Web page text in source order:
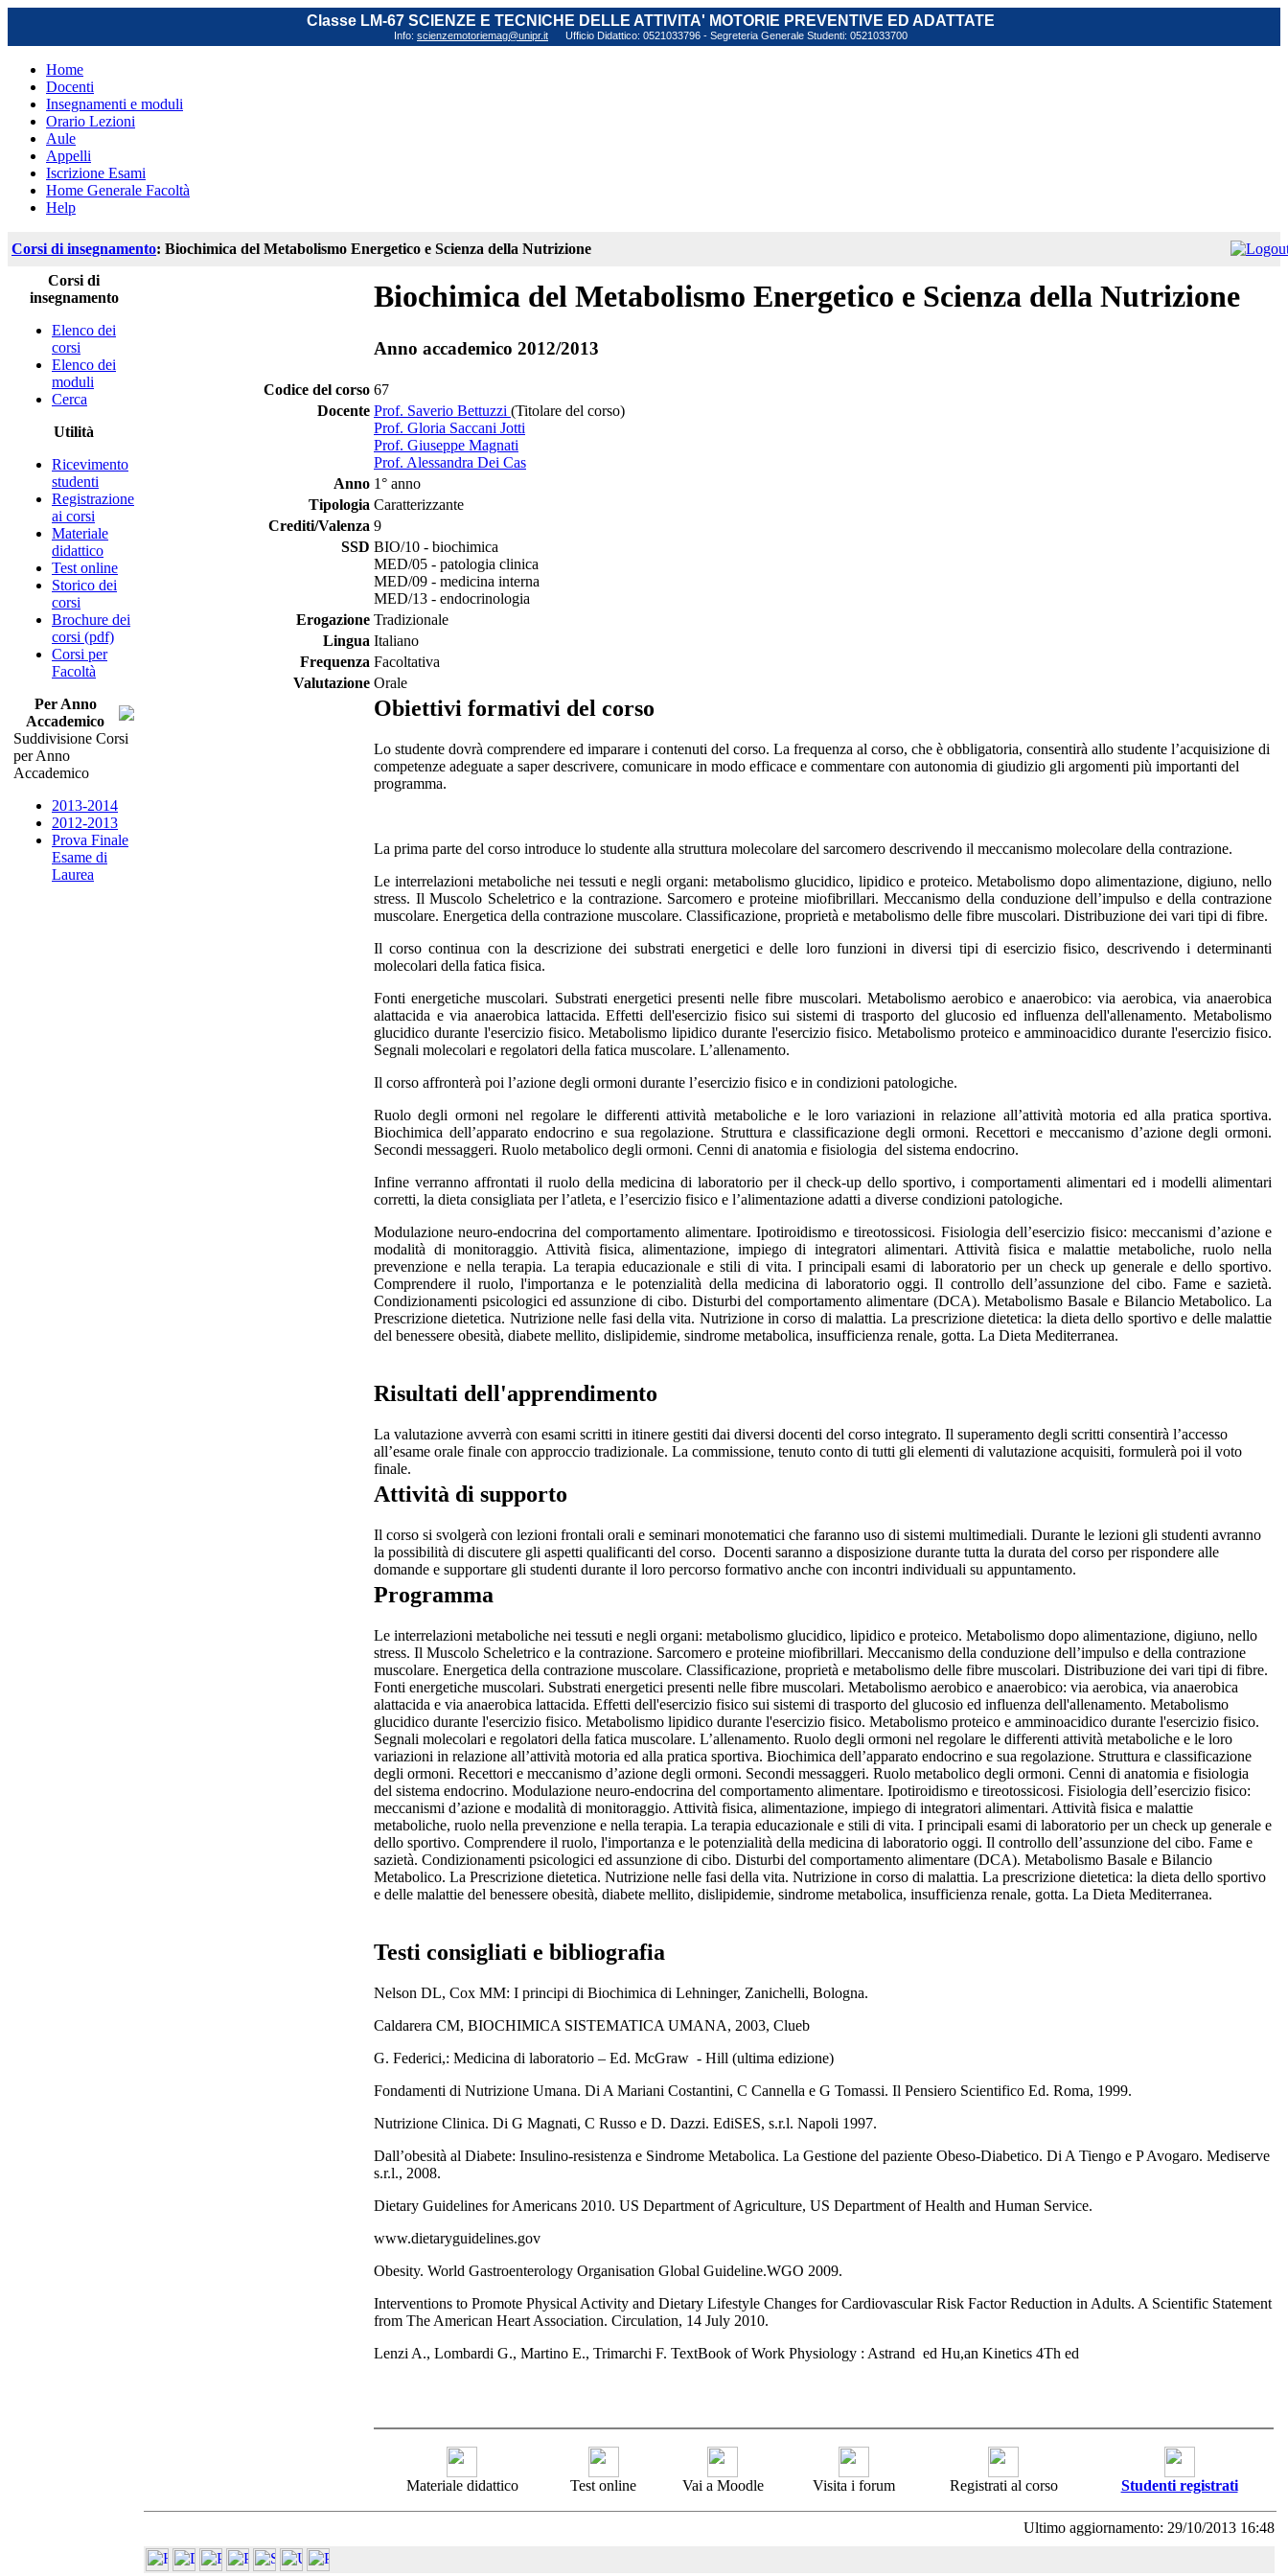
Classe LM-67 SCIENZE E TECNICHE DELLE ATTIVITA' MOTORIE PREVENTIVE ED ADATTATE
Info: scienzemotoriemag@unipr.it Ufficio Didattico: 0521033796 - Segreteria Generale Studenti: 0521033700
Home
Docenti
Insegnamenti e moduli
Orario Lezioni
Aule
Appelli
Iscrizione Esami
Home Generale Facoltà
Help
Corsi di insegnamento: Biochimica del Metabolismo Energetico e Scienza della Nutrizione
Corsi di
insegnamento
Elenco dei
corsi
Elenco dei
moduli
Cerca
Utilità
Ricevimento
studenti
Registrazione
ai corsi
Materiale
didattico
Test online
Storico dei
corsi
Brochure dei
corsi (pdf)
Corsi per
Facoltà
Per Anno
Accademico
Suddivisione Corsi
per Anno
Accademico
2013-2014
2012-2013
Prova Finale
Esame di
Laurea
Biochimica del Metabolismo Energetico e Scienza della Nutrizione
Anno accademico 2012/2013
Codice del corso 67
Docente Prof. Saverio Bettuzzi (Titolare del corso)
Prof. Gloria Saccani Jotti
Prof. Giuseppe Magnati
Prof. Alessandra Dei Cas
Anno 1° anno
Tipologia Caratterizzante
Crediti/Valenza 9
SSD BIO/10 - biochimica
MED/05 - patologia clinica
MED/09 - medicina interna
MED/13 - endocrinologia
Erogazione Tradizionale
Lingua Italiano
Frequenza Facoltativa
Valutazione Orale
Obiettivi formativi del corso
Lo studente dovrà comprendere ed imparare i contenuti del corso. La frequenza al corso, che è obbligatoria, consentirà allo studente l’acquisizione di
competenze adeguate a saper descrivere, comunicare in modo efficace e commentare con autonomia di giudizio gli argomenti più importanti del
programma.
La prima parte del corso introduce lo studente alla struttura molecolare del sarcomero descrivendo il meccanismo molecolare della contrazione.
Le interrelazioni metaboliche nei tessuti e negli organi: metabolismo glucidico, lipidico e proteico. Metabolismo dopo alimentazione, digiuno, nello
stress. Il Muscolo Scheletrico e la contrazione. Sarcomero e proteine miofibrillari. Meccanismo della conduzione dell’impulso e della contrazione
muscolare. Energetica della contrazione muscolare. Classificazione, proprietà e metabolismo delle fibre muscolari. Distribuzione dei vari tipi di fibre.
Il corso continua con la descrizione dei substrati energetici e delle loro funzioni in diversi tipi di esercizio fisico, descrivendo i determinanti
molecolari della fatica fisica.
Fonti energetiche muscolari. Substrati energetici presenti nelle fibre muscolari. Metabolismo aerobico e anaerobico: via aerobica, via anaerobica
alattacida e via anaerobica lattacida. Effetti dell'esercizio fisico sui sistemi di trasporto del glucosio ed influenza dell'allenamento. Metabolismo
glucidico durante l'esercizio fisico. Metabolismo lipidico durante l'esercizio fisico. Metabolismo proteico e amminoacidico durante l'esercizio fisico.
Segnali molecolari e regolatori della fatica muscolare. L’allenamento.
Il corso affronterà poi l’azione degli ormoni durante l’esercizio fisico e in condizioni patologiche.
Ruolo degli ormoni nel regolare le differenti attività metaboliche e le loro variazioni in relazione all’attività motoria ed alla pratica sportiva.
Biochimica dell’apparato endocrino e sua regolazione. Struttura e classificazione degli ormoni. Recettori e meccanismo d’azione degli ormoni.
Secondi messaggeri. Ruolo metabolico degli ormoni. Cenni di anatomia e fisiologia del sistema endocrino.
Infine verranno affrontati il ruolo della medicina di laboratorio per il check-up dello sportivo, i comportamenti alimentari ed i modelli alimentari
corretti, la dieta consigliata per l’atleta, e l’esercizio fisico e l’alimentazione adatti a diverse condizioni patologiche.
Modulazione neuro-endocrina del comportamento alimentare. Ipotiroidismo e tireotossicosi. Fisiologia dell’esercizio fisico: meccanismi d’azione e
modalità di monitoraggio. Attività fisica, alimentazione, impiego di integratori alimentari. Attività fisica e malattie metaboliche, ruolo nella
prevenzione e nella terapia. La terapia educazionale e stili di vita. I principali esami di laboratorio per un check up generale e dello sportivo.
Comprendere il ruolo, l'importanza e le potenzialità della medicina di laboratorio oggi. Il controllo dell’assunzione del cibo. Fame e sazietà.
Condizionamenti psicologici ed assunzione di cibo. Disturbi del comportamento alimentare (DCA). Metabolismo Basale e Bilancio Metabolico. La
Prescrizione dietetica. Nutrizione nelle fasi della vita. Nutrizione in corso di malattia. La prescrizione dietetica: la dieta dello sportivo e delle malattie
del benessere obesità, diabete mellito, dislipidemie, sindrome metabolica, insufficienza renale, gotta. La Dieta Mediterranea.
Risultati dell'apprendimento
La valutazione avverrà con esami scritti in itinere gestiti dai diversi docenti del corso integrato. Il superamento degli scritti consentirà l’accesso
all’esame orale finale con approccio tradizionale. La commissione, tenuto conto di tutti gli elementi di valutazione acquisiti, formulerà poi il voto
finale.
Attività di supporto
Il corso si svolgerà con lezioni frontali orali e seminari monotematici che faranno uso di sistemi multimediali. Durante le lezioni gli studenti avranno
la possibilità di discutere gli aspetti qualificanti del corso. Docenti saranno a disposizione durante tutta la durata del corso per rispondere alle
domande e supportare gli studenti durante il loro percorso formativo anche con incontri individuali su appuntamento.
Programma
Le interrelazioni metaboliche nei tessuti e negli organi: metabolismo glucidico, lipidico e proteico. Metabolismo dopo alimentazione, digiuno, nello
stress. Il Muscolo Scheletrico e la contrazione. Sarcomero e proteine miofibrillari. Meccanismo della conduzione dell’impulso e della contrazione
muscolare. Energetica della contrazione muscolare. Classificazione, proprietà e metabolismo delle fibre muscolari. Distribuzione dei vari tipi di fibre.
Fonti energetiche muscolari. Substrati energetici presenti nelle fibre muscolari. Metabolismo aerobico e anaerobico: via aerobica, via anaerobica
alattacida e via anaerobica lattacida. Effetti dell'esercizio fisico sui sistemi di trasporto del glucosio ed influenza dell'allenamento. Metabolismo
glucidico durante l'esercizio fisico. Metabolismo lipidico durante l'esercizio fisico. Metabolismo proteico e amminoacidico durante l'esercizio fisico.
Segnali molecolari e regolatori della fatica muscolare. L’allenamento. Ruolo degli ormoni nel regolare le differenti attività metaboliche e le loro
variazioni in relazione all’attività motoria ed alla pratica sportiva. Biochimica dell’apparato endocrino e sua regolazione. Struttura e classificazione
degli ormoni. Recettori e meccanismo d’azione degli ormoni. Secondi messaggeri. Ruolo metabolico degli ormoni. Cenni di anatomia e fisiologia
del sistema endocrino. Modulazione neuro-endocrina del comportamento alimentare. Ipotiroidismo e tireotossicosi. Fisiologia dell’esercizio fisico:
meccanismi d’azione e modalità di monitoraggio. Attività fisica, alimentazione, impiego di integratori alimentari. Attività fisica e malattie
metaboliche, ruolo nella prevenzione e nella terapia. La terapia educazionale e stili di vita. I principali esami di laboratorio per un check up generale e
dello sportivo. Comprendere il ruolo, l'importanza e le potenzialità della medicina di laboratorio oggi. Il controllo dell’assunzione del cibo. Fame e
sazietà. Condizionamenti psicologici ed assunzione di cibo. Disturbi del comportamento alimentare (DCA). Metabolismo Basale e Bilancio
Metabolico. La Prescrizione dietetica. Nutrizione nelle fasi della vita. Nutrizione in corso di malattia. La prescrizione dietetica: la dieta dello sportivo
e delle malattie del benessere obesità, diabete mellito, dislipidemie, sindrome metabolica, insufficienza renale, gotta. La Dieta Mediterranea.
Testi consigliati e bibliografia
Nelson DL, Cox MM: I principi di Biochimica di Lehninger, Zanichelli, Bologna.
Caldarera CM, BIOCHIMICA SISTEMATICA UMANA, 2003, Clueb
G. Federici,: Medicina di laboratorio – Ed. McGraw - Hill (ultima edizione)
Fondamenti di Nutrizione Umana. Di A Mariani Costantini, C Cannella e G Tomassi. Il Pensiero Scientifico Ed. Roma, 1999.
Nutrizione Clinica. Di G Magnati, C Russo e D. Dazzi. EdiSES, s.r.l. Napoli 1997.
Dall’obesità al Diabete: Insulino-resistenza e Sindrome Metabolica. La Gestione del paziente Obeso-Diabetico. Di A Tiengo e P Avogaro. Mediserve
s.r.l., 2008.
Dietary Guidelines for Americans 2010. US Department of Agriculture, US Department of Health and Human Service.
www.dietaryguidelines.gov
Obesity. World Gastroenterology Organisation Global Guideline.WGO 2009.
Interventions to Promote Physical Activity and Dietary Lifestyle Changes for Cardiovascular Risk Factor Reduction in Adults. A Scientific Statement
from The American Heart Association. Circulation, 14 July 2010.
Lenzi A., Lombardi G., Martino E., Trimarchi F. TextBook of Work Physiology : Astrand ed Hu,an Kinetics 4Th ed
Materiale didattico Test online Vai a Moodle Visita i forum Registrati al corso Studenti registrati
Ultimo aggiornamento: 29/10/2013 16:48